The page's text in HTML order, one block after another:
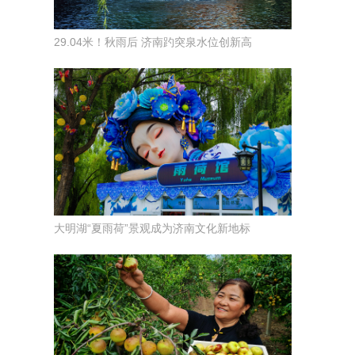
29.04米！秋雨后 济南趵突泉水位创新高
大明湖“夏雨荷”景观成为济南文化新地标